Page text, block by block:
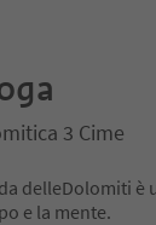
3 Cime
delleDolomiti è
e la mente.